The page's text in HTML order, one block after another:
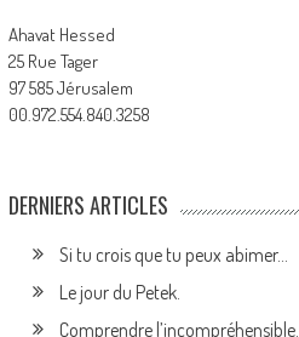
Ahavat Hessed
25 Rue Tager
97 585 Jérusalem
00.972.554.840.3258
DERNIERS ARTICLES
Si tu crois que tu peux abimer…
Le jour du Petek.
Comprendre l’incompréhensible.